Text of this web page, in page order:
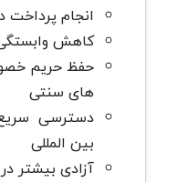
انجام پرداخت
کاهش
حفظ حریم
های سنتی
دسترسی
بین المللی
آزادی بیشتر